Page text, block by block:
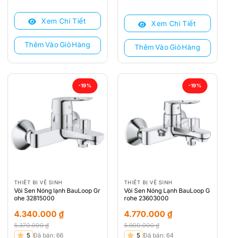
là:
5.580.000 ₫.
tại
4.260.000 ₫.
Xem Chi Tiết
Thêm Vào Giỏ Hàng
là:
5.730.000 ₫.
tại
4.330.000 ₫.
Xem Chi Tiết
Thêm Vào Giỏ Hàng
-19%
THIẾT BỊ VỆ SINH
Vòi Sen Nóng lạnh BauLoop Gr
ohe 32815000
5.370.000₫
Giá
4.340.000 ₫
Giá 5 Đã bán: 66
-19%
THIẾT BỊ VỆ SINH
Vòi Sen Nóng Lạnh BauLoop G
rohe 23603000
5.900.000₫
Giá
4.770.000 ₫
Giá 5 Đã bán: 64